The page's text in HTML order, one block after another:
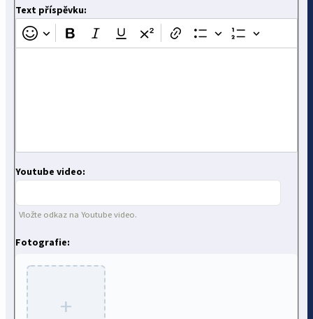
Text příspěvku:
Youtube video:
Vložte odkaz na Youtube video.
Fotografie:
+